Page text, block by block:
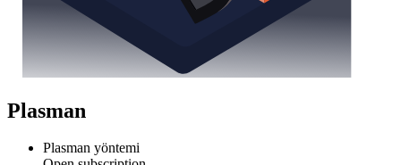
Plasman
Plasman yöntemi